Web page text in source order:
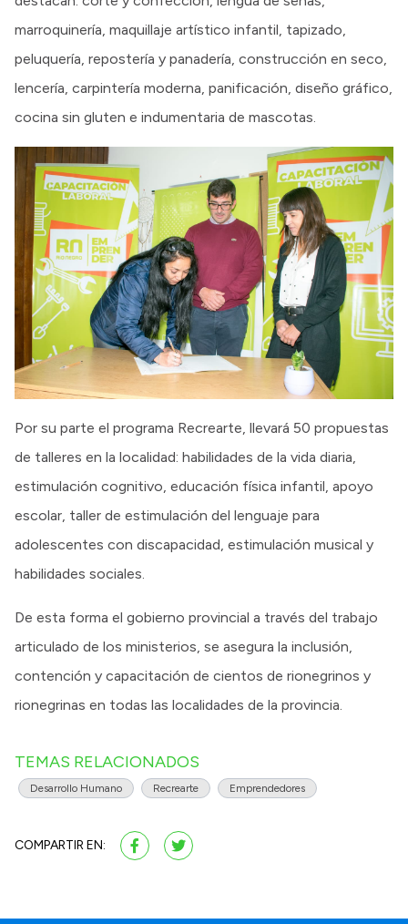
marroquinería, maquillaje artístico infantil, tapizado,
peluquería, repostería y panadería, construcción en seco,
lencería, carpintería moderna, panificación, diseño gráfico,
cocina sin gluten e indumentaria de mascotas.
Por su parte el programa Recrearte, llevará 50 propuestas
de talleres en la localidad: habilidades de la vida diaria,
estimulación cognitivo, educación física infantil, apoyo
escolar, taller de estimulación del lenguaje para
adolescentes con discapacidad, estimulación musical y
habilidades sociales.
De esta forma el gobierno provincial a través del trabajo
articulado de los ministerios, se asegura la inclusión,
contención y capacitación de cientos de rionegrinos y
rionegrinas en todas las localidades de la provincia.
TEMAS RELACIONADOS
Desarrollo Humano Recrearte Emprendedores
COMPARTIR EN: